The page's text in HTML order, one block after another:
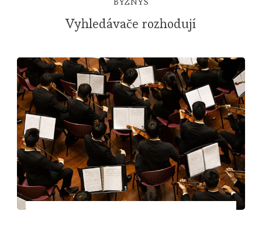
Vyhledávače rozhodují